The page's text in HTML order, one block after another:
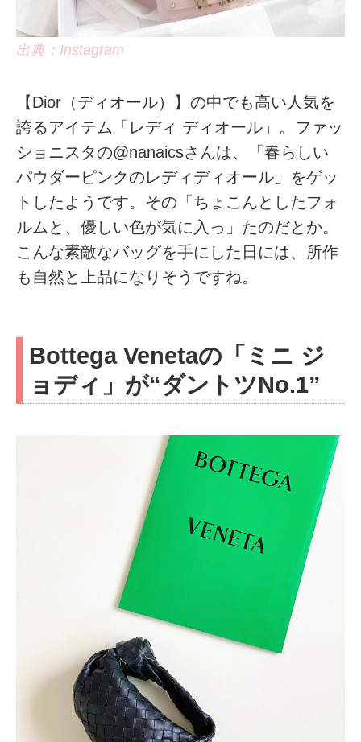
出典：Instagram
【Dior（ディオール）】の中でも高い人気を
誇るアイテム「レディ ディオール」。ファッ
ショニスタの@nanaicsさんは、「春らしい
パウダーピンクのレディディオール」をゲッ
トしたようです。その「ちょこんとしたフォ
ルムと、優しい色が気に入っ」たのだとか。
こんな素敵なバッグを手にした日には、所作
も自然と上品になりそうですね。
Bottega Venetaの「ミニ ジ
ョディ」が“ダントツNo.1”